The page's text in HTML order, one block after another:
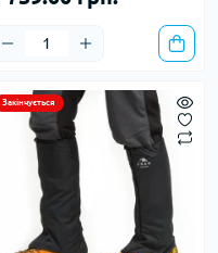
Закінчується